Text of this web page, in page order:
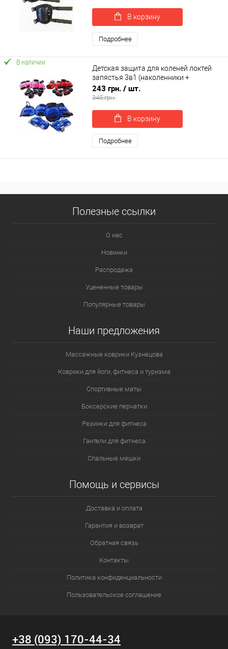
В корзину
Подробнее
В наличии
Детская защита для коленей локтей
запястья 3в1 (наколенники +
налокотники + защита запястья)
OSPORT (MS 0335)
243 грн. / шт.
345 грн.
В корзину
Подробнее
Полезные ссылки
О нас
Новинки
Распродажа
Уцененные товары
Популярные товары
Наши предложения
Массажные коврики Кузнецова
Коврики для йоги, фитнеса и туризма
Спортивные маты
Боксерские перчатки
Резинки для фитнеса
Гантели для фитнеса
Спальные мешки
Помощь и сервисы
Доставка и оплата
Гарантия и возврат
Обратная связь
Контакты
Политика конфиденциальности
Пользовательское соглашение
+38 (093) 170-44-34